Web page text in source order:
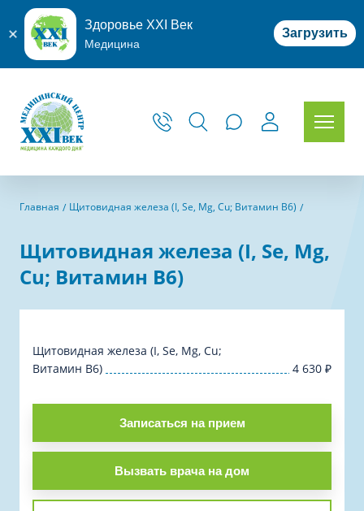
Здоровье XXI Век
Медицина
Загрузить
Главная Щитовидная железа (I, Se, Mg, Cu; Витамин B6)
Щитовидная железа (I, Se, Mg,
Cu; Витамин B6)
Щитовидная железа (I, Se, Mg, Cu;
Витамин B6)
4 630 ₽
Записаться на прием
Вызвать врача на дом